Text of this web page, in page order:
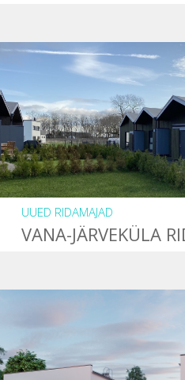
UUED RIDAMAJAD
VANA-JÄRVEKÜLA